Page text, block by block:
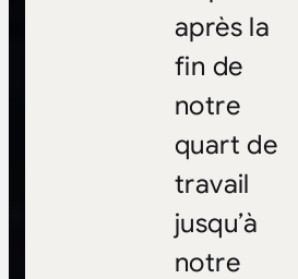
après la
fin de
notre
quart de
travail
jusqu’à
notre